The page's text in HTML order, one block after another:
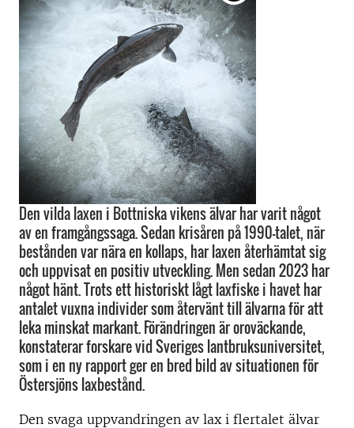
Den vilda laxen i Bottniska vikens älvar har varit något
av en framgångssaga. Sedan krisåren på 1990-talet, när
bestånden var nära en kollaps, har laxen återhämtat sig
och uppvisat en positiv utveckling. Men sedan 2023 har
något hänt. Trots ett historiskt lågt laxfiske i havet har
antalet vuxna individer som återvänt till älvarna för att
leka minskat markant. Förändringen är oroväckande,
konstaterar forskare vid Sveriges lantbruksuniversitet,
som i en ny rapport ger en bred bild av situationen för
Östersjöns laxbestånd.
Den svaga uppvandringen av lax i flertalet älvar